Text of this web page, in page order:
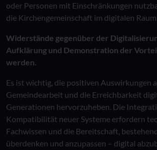
oder Personen mit Einschränkungen
die Kirchengemeinschaft im digitalen
Widerstände gegenüber der
Aufklärung und Demonstration der
werden.
Es ist wichtig, die positiven Auswirkungen
Gemeindearbeit und die Erreichbarkeit
Generationen hervorzuheben. Die
Kompatibilität neuer Systeme erfordern
Fachwissen und die Bereitschaft,
überdenken und anzupassen – digital